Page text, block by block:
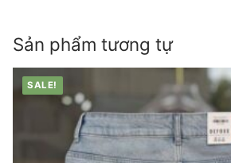
Sản phẩm tương tự
SALE!